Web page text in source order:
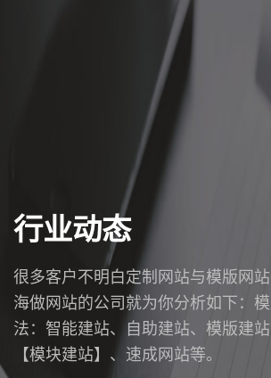
行业动态
很多客户不明白定制网站与模版网
海做网站的公司就为你分析如下：
法：智能建站、自助建站、模版建
【模块建站】、速成网站等。